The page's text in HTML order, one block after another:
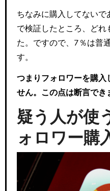
ちなみに購入してない
で検証したところ、ど
た。ですので、7％は普
す。
つまりフォロワーを購入
せん。この点は断言でき
疑う人が使
ォロワー購